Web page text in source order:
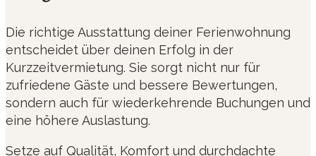
Die richtige Ausstattung deiner Ferienwohnung
entscheidet über deinen Erfolg in der
Kurzzeitvermietung. Sie sorgt nicht nur für
zufriedene Gäste und bessere Bewertungen,
sondern auch für wiederkehrende Buchungen und
eine höhere Auslastung.
Setze auf Qualität, Komfort und durchdachte